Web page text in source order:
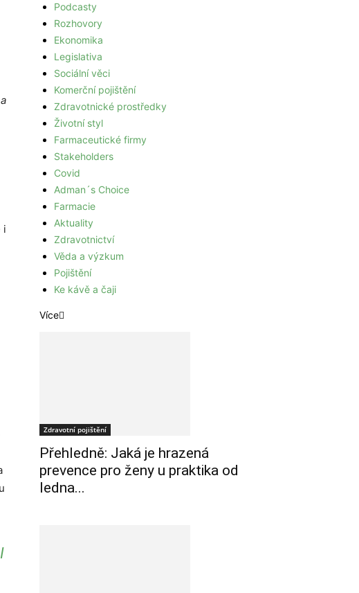
i
Podcasty
Rozhovory
Ekonomika
Legislativa
Sociální věci
Komerční pojištění
Zdravotnické prostředky
Životní styl
Farmaceutické firmy
Stakeholders
Covid
Adman´s Choice
Farmacie
Aktuality
Zdravotnictví
Věda a výzkum
Pojištění
Ke kávě a čaji
Více
Zdravotní pojištění
Přehledně: Jaká je hrazená
prevence pro ženy u praktika od
ledna...